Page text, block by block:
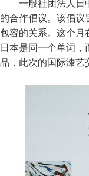
一般社团法人日
的合作倡议。该倡议
包容的关系。这个月
日本是同一个单词，
品，此次的国际漆艺